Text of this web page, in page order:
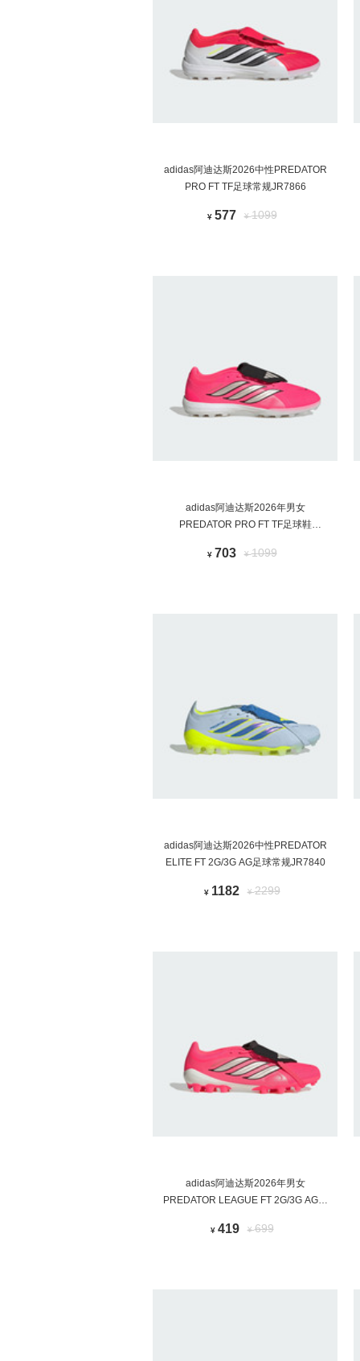
adidas阿迪达斯2026中性PREDATOR
PRO FT TF足球常规JR7866
¥ 577 ¥1099
adidas阿迪达斯2026年男女
PREDATOR PRO FT TF足球鞋
¥ 703 ¥1099
adidas阿迪达斯2026中性PREDATOR
ELITE FT 2G/3G AG足球常规JR7840
¥ 1182 ¥2299
adidas阿迪达斯2026年男女
PREDATOR LEAGUE FT 2G/3G AG足
¥ 419 ¥699